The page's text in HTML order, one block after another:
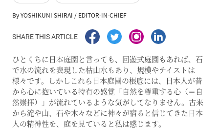
By YOSHIKUNI SHIRAI / EDITOR-IN-CHIEF
SHARE THIS ARTICLE
ひとくちに日本庭園と言っても、回遊式庭園もあれば、石
で水の流れを表現した枯山水もあり、規模やテイストは
様々です。しかしこれら日本庭園の根底には、日本人が昔
から心に抱いている特有の感覚「自然を尊重する心（＝自
然崇拝）」が流れているような気がしてなりません。古来
から滝や山、石や木々などに神々が宿ると信じてきた日本
人の精神性を、庭を見ていると私は感じます。